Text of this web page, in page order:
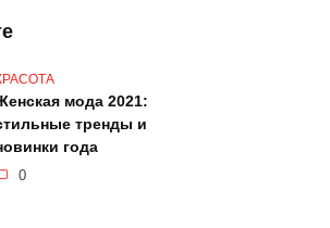
мода 2021:
тренды и
года
0